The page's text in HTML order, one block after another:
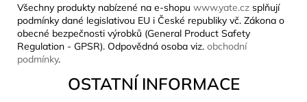
Všechny produkty nabízené na e-shopu www.yate.cz splňují
podmínky dané legislativou EU i České republiky vč. Zákona o
obecné bezpečnosti výrobků (General Product Safety
Regulation - GPSR). Odpovědná osoba viz. obchodní
podmínky.
OSTATNÍ INFORMACE